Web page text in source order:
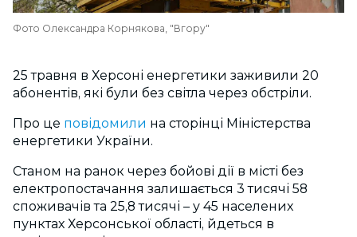
Фото Олександра Корнякова, "Вгору"
25 травня в Херсоні енергетики заживили 20
абонентів, які були без світла через обстріли.
Про це повідомили на сторінці Міністерства
енергетики України.
Станом на ранок через бойові дії в місті без
електропостачання залишається 3 тисячі 58
споживачів та 25,8 тисячі – у 45 населених
пунктах Херсонської області, йдеться в